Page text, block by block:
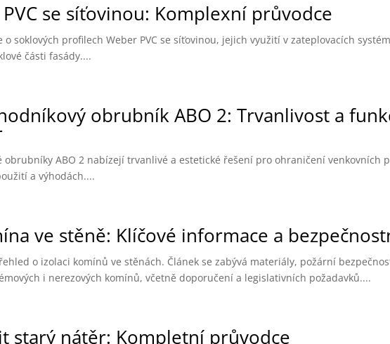
se síťovinou: Komplexní průvodce
soklových profilech Weber PVC se síťovinou, jejich využití v zateplovacích
části fasády....
obrubník ABO 2: Trvanlivost a
obrubníky ABO 2 nabízejí trvanlivé a estetické řešení pro ohraničení venkovních
a výhodách....
ve stěně: Klíčové informace a
o izolaci komínů ve stěnách. Článek se zabývá materiály, požární
i nerezových komínů, včetně doporučení a legislativních požadavků....
starý nátěr: Kompletní průvodce